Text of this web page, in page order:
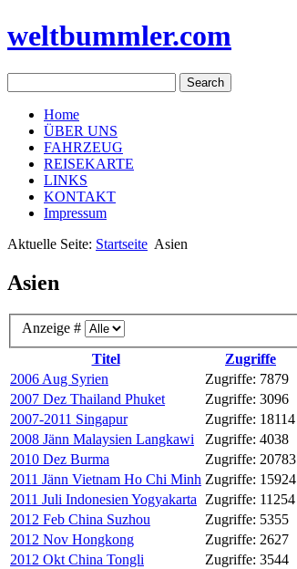
weltbummler.com
Home
ÜBER UNS
FAHRZEUG
REISEKARTE
LINKS
KONTAKT
Impressum
Aktuelle Seite: Startseite Asien
Asien
Anzeige #
Titel
Zugriffe
2006 Aug Syrien
Zugriffe: 7879
2007 Dez Thailand Phuket
Zugriffe: 3096
2007-2011 Singapur
Zugriffe: 18114
2008 Jänn Malaysien Langkawi
Zugriffe: 4038
2010 Dez Burma
Zugriffe: 20783
2011 Jänn Vietnam Ho Chi Minh Zugriffe: 15924
2011 Juli Indonesien Yogyakarta
Zugriffe: 11254
2012 Feb China Suzhou
Zugriffe: 5355
2012 Nov Hongkong
Zugriffe: 2627
2012 Okt China Tongli
Zugriffe: 3544